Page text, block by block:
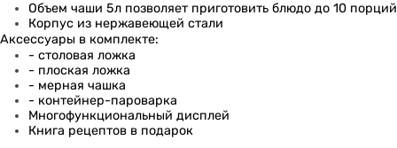
Объем чаши 5л позволяет приготовить блюдо до 10 порций
Корпус из нержавеющей стали
Аксессуары в комплекте:
- столовая ложка
- плоская ложка
- мерная чашка
- контейнер-пароварка
Многофункциональный дисплей
Книга рецептов в подарок